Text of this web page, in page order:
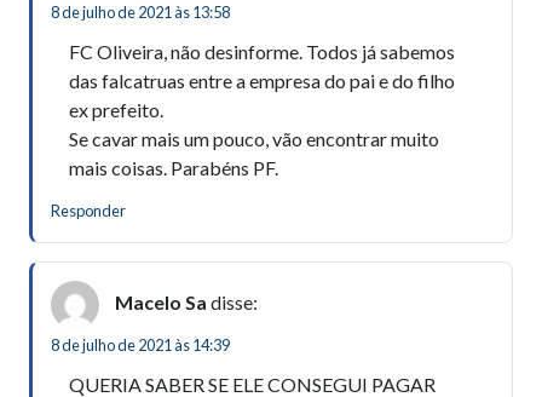
8 de julho de 2021 às 13:58
FC Oliveira, não desinforme. Todos já sabemos
das falcatruas entre a empresa do pai e do filho
ex prefeito.
Se cavar mais um pouco, vão encontrar muito
mais coisas. Parabéns PF.
Responder
Macelo Sa disse:
8 de julho de 2021 às 14:39
QUERIA SABER SE ELE CONSEGUI PAGAR